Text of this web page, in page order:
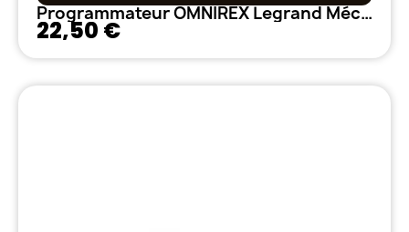
Programmateur OMNIREX Legrand Mécanique
22,50 €